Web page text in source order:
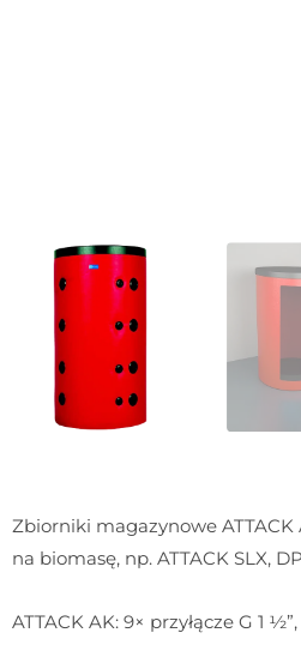
Zbiorniki magazynowe
na biomasę, np. ATTACK SLX,
ATTACK AK: 9× przyłącze G 1